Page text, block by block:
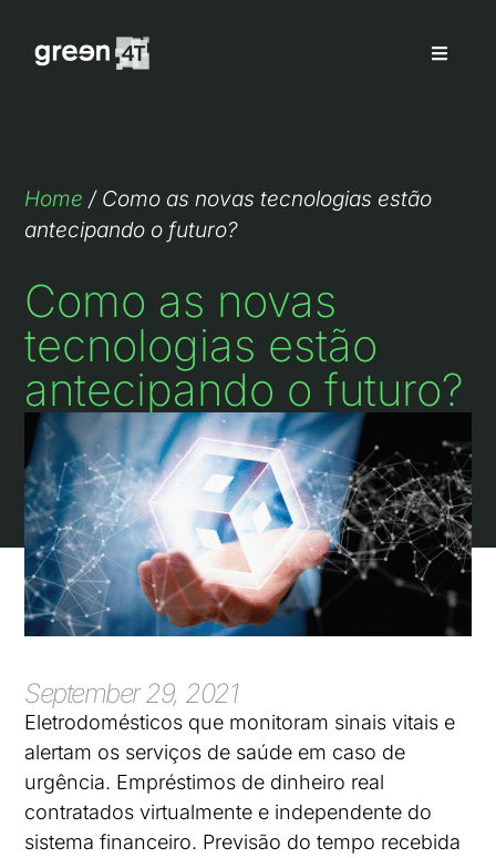
Home / Como as novas tecnologias estão
antecipando o futuro?
Como as novas
tecnologias estão
antecipando o futuro?
September 29, 2021
Eletrodomésticos que monitoram sinais vitais e
alertam os serviços de saúde em caso de
urgência. Empréstimos de dinheiro real
contratados virtualmente e independente do
sistema financeiro. Previsão do tempo recebida